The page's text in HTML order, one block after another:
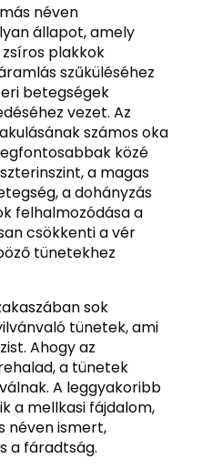
néven
állapot, amely
plakkok
szűküléséhez
betegségek
vezet. Az
számos oka
közé
a magas
a dohányzás
felhalmozódása a
csökkenti a vér
tünetekhez
sok
tünetek, ami
Ahogy az
a tünetek
A leggyakoribb
a mellkasi fájdalom,
néven ismert,
a fáradtság.